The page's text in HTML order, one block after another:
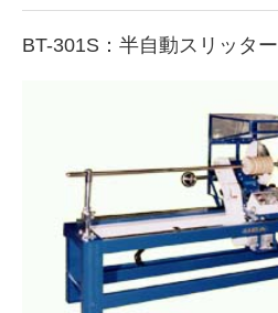
BT-301S：半自動スリッター